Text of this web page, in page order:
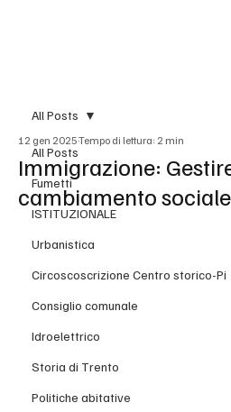
All Posts
Fumetti
ISTITUZIONALE
Urbanistica
Circoscoscrizione Centro storico-Pi
Consiglio comunale
Idroelettrico
Storia di Trento
Politiche abitative
All Posts
Immigrazione:
cambiamento
12 gen 2025Tempo di lettura: 2 min